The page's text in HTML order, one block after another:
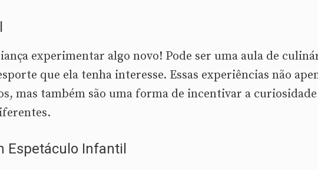
experimentar algo novo! Pode ser uma aula de
que ela tenha interesse. Essas experiências não
mas também são uma forma de incentivar a curiosidade
Espetáculo Infantil